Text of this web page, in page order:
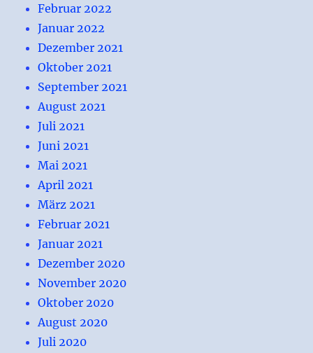
Februar 2022
Januar 2022
Dezember 2021
Oktober 2021
September 2021
August 2021
Juli 2021
Juni 2021
Mai 2021
April 2021
März 2021
Februar 2021
Januar 2021
Dezember 2020
November 2020
Oktober 2020
August 2020
Juli 2020